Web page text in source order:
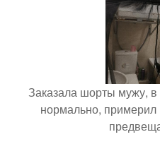
Заказала шорты мужу,
нормально, примерил